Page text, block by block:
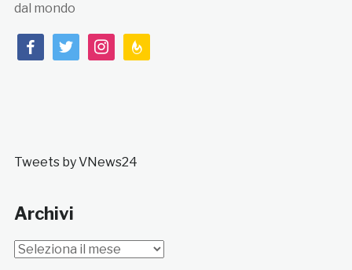
dal mondo
facebooktwitterinstagramfeedburner
Tweets by VNews24
Archivi
Archivi